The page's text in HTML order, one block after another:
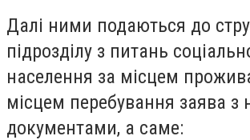
Далі ними подаються до
підрозділу з питань
населення за місцем
місцем перебування заява з
документами, а саме: